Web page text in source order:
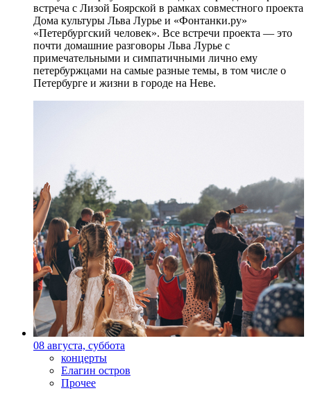
встреча с Лизой Боярской в рамках совместного проекта
Дома культуры Льва Лурье и «Фонтанки.ру»
«Петербургский человек». Все встречи проекта — это
почти домашние разговоры Льва Лурье с
примечательными и симпатичными лично ему
петербуржцами на самые разные темы, в том числе о
Петербурге и жизни в городе на Неве.
08 августа, суббота
концерты
Елагин остров
Прочее